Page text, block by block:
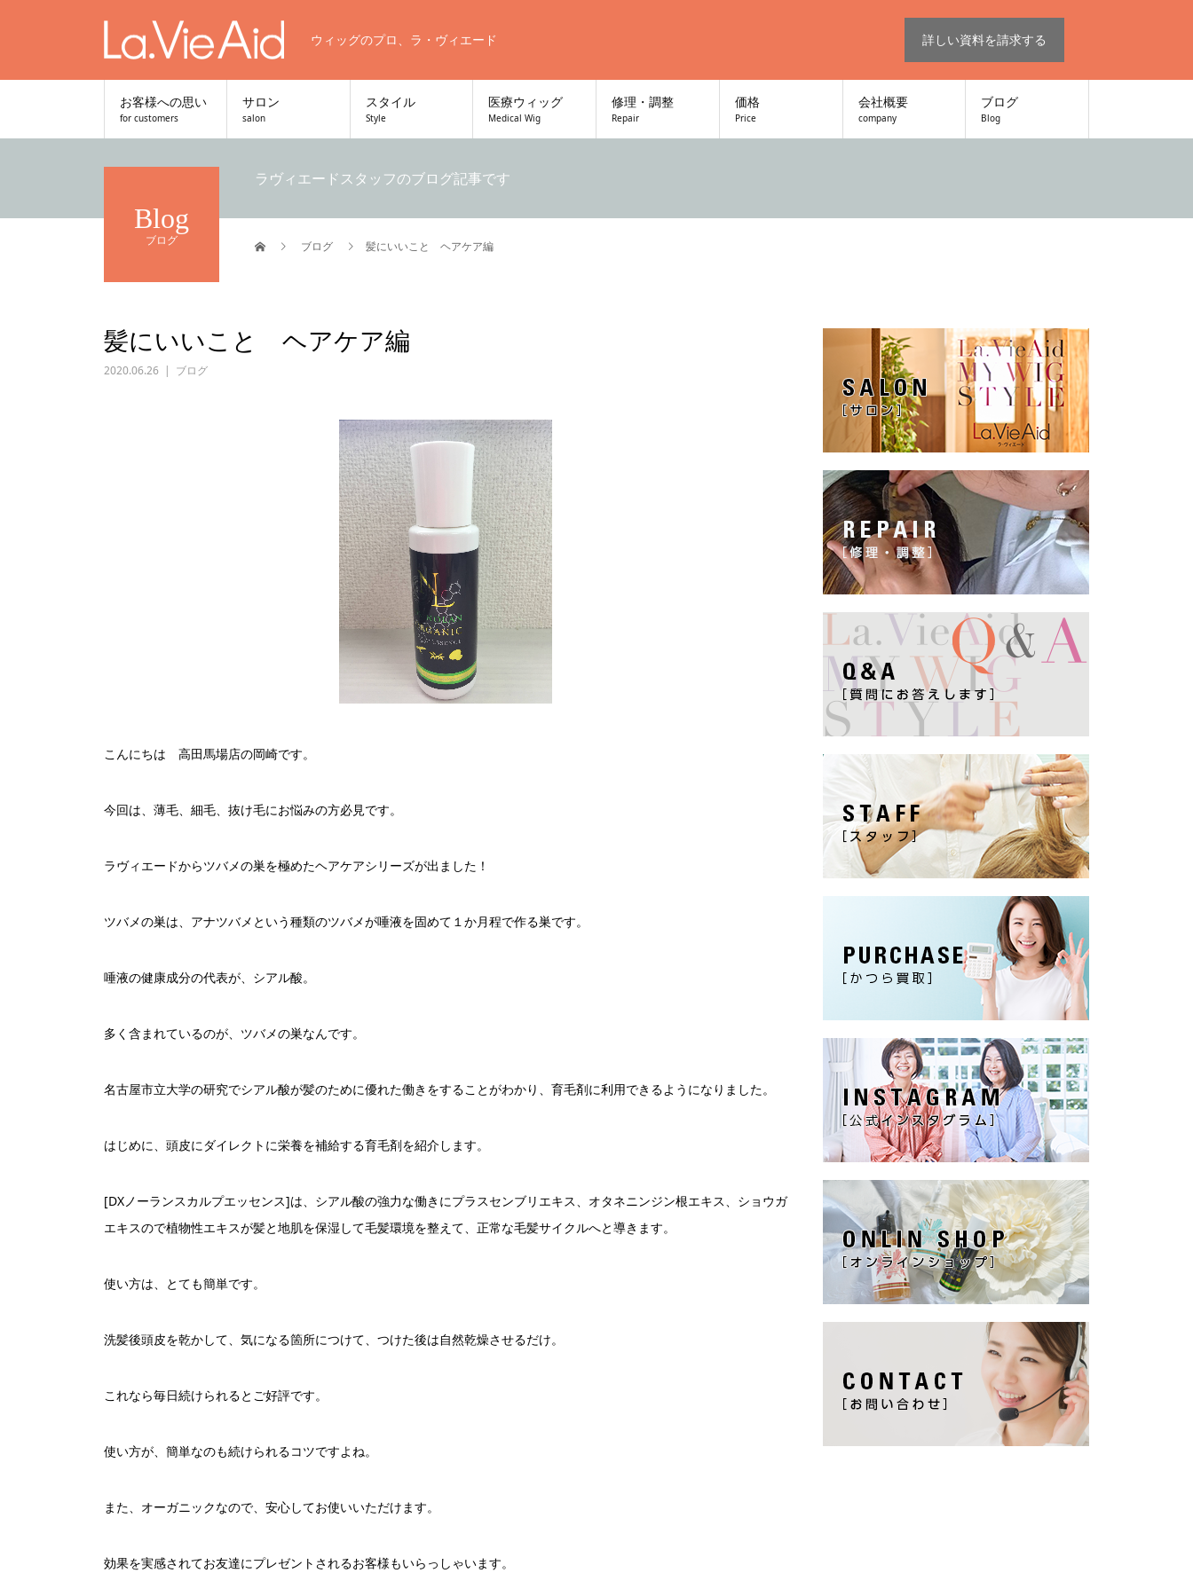
ウィッグのプロ、ラ・ヴィエード 詳しい資料を請求する
お客様への思い
for customers
サロン
salon
スタイル
Style
医療ウィッグ
Medical Wig
修理・調整
Repair
価格
Price
会社概要
company
ブログ
Blog
Blog
ブログ
ラヴィエードスタッフのブログ記事です
ブログ 髪にいいこと ヘアケア編
髪にいいこと ヘアケア編
2020.06.26 ブログ
こんにちは 高田馬場店の岡崎です。
今回は、薄毛、細毛、抜け毛にお悩みの方必見です。
ラヴィエードからツバメの巣を極めたヘアケアシリーズが出ました！
ツバメの巣は、アナツバメという種類のツバメが唾液を固めて１か月程で作る巣です。
唾液の健康成分の代表が、シアル酸。
多く含まれているのが、ツバメの巣なんです。
名古屋市立大学の研究でシアル酸が髪のために優れた働きをすることがわかり、育毛剤に利用できるようになりました。
はじめに、頭皮にダイレクトに栄養を補給する育毛剤を紹介します。
[DXノーランスカルプエッセンス]は、シアル酸の強力な働きにプラスセンブリエキス、オタネニンジン根エキス、ショウガ
エキスので植物性エキスが髪と地肌を保湿して毛髪環境を整えて、正常な毛髪サイクルへと導きます。
使い方は、とても簡単です。
洗髪後頭皮を乾かして、気になる箇所につけて、つけた後は自然乾燥させるだけ。
これなら毎日続けられるとご好評です。
使い方が、簡単なのも続けられるコツですよね。
また、オーガニックなので、安心してお使いいただけます。
効果を実感されてお友達にプレゼントされるお客様もいらっしゃいます。